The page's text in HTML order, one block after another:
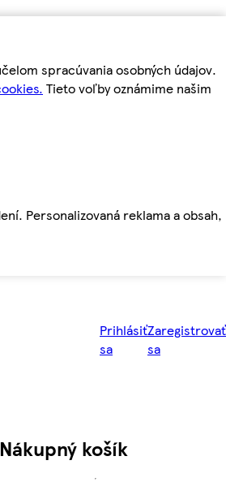
spracúvania osobných údajov.
Tieto voľby oznámime našim
Personalizovaná reklama a obsah,
Prihlásiť
sa
Zaregistrovať
sa
Nákupný košík